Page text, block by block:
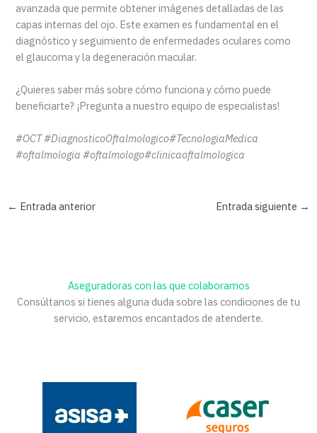
avanzada que permite obtener imágenes detalladas de las
capas internas del ojo. Este examen es fundamental en el
diagnóstico y seguimiento de enfermedades oculares como
el glaucoma y la degeneración macular.
¿Quieres saber más sobre cómo funciona y cómo puede
beneficiarte? ¡Pregunta a nuestro equipo de especialistas!
#OCT #DiagnosticoOftalmologico#TecnologiaMedica
#oftalmologia #oftalmologo#clinicaoftalmologica
← Entrada anterior Entrada siguiente →
Aseguradoras con las que colaboramos
Consúltanos si tienes alguna duda sobre las condiciones de tu
servicio, estaremos encantados de atenderte.